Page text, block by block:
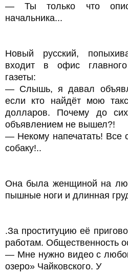
— Ты только что
начальника...
Новый русский,
входит в офис
газеты:
— Слышь, я давал
если кто найдёт мою
долларов. Почему до
объявлением не вышел?!
— Некому напечатать! Все
собаку!..
Она была женщиной на
пышные ноги и длинная
.За проституцию её
работам. Общественность
— Мне нужно видео с
озеро» Чайковского. У